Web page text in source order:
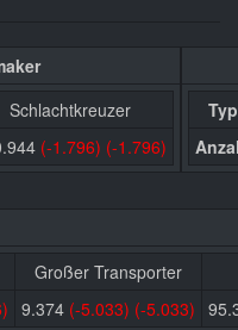
Schlachtkreuzer
(-1.796) (-1.796)
Typ
Großer Transporter
9.374 (-5.033) (-5.033)